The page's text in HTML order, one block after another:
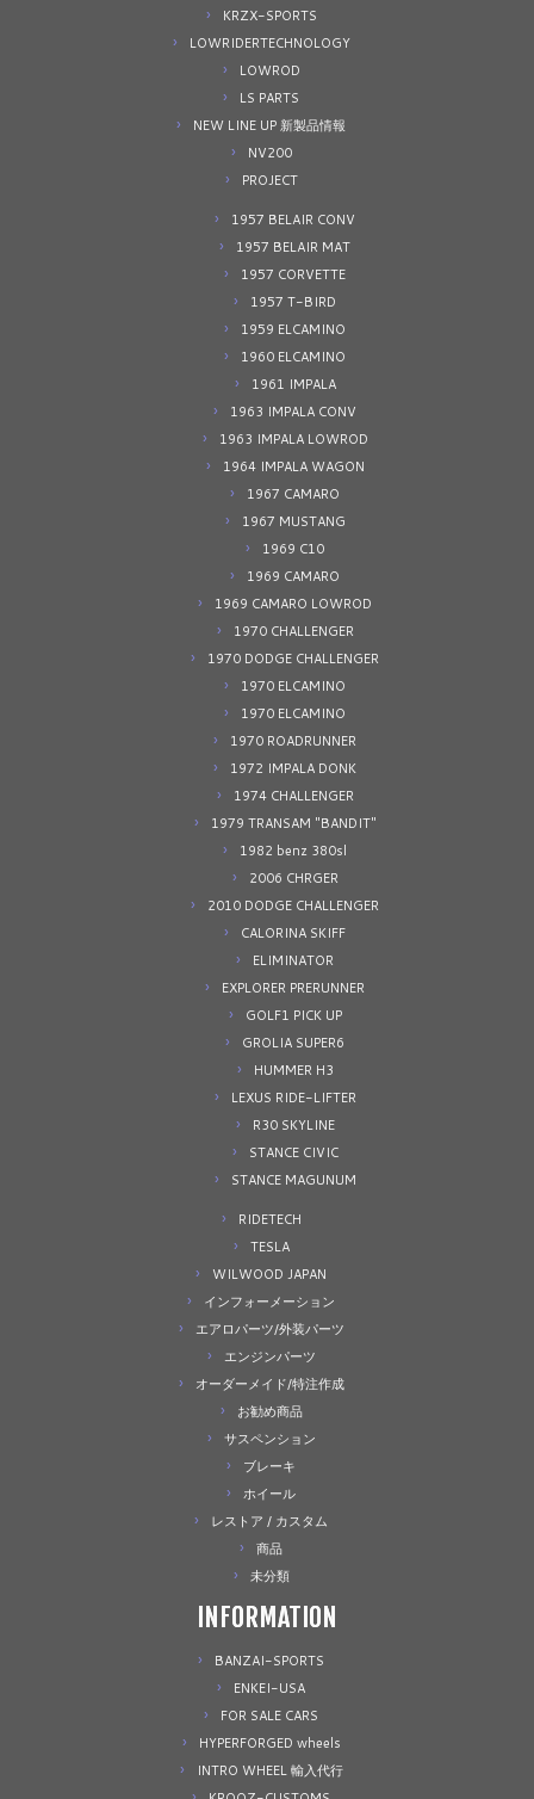
KRZX-SPORTS
LOWRIDERTECHNOLOGY
LOWROD
LS PARTS
NEW LINE UP 新製品情報
NV200
PROJECT
1957 BELAIR CONV
1957 BELAIR MAT
1957 CORVETTE
1957 T-BIRD
1959 ELCAMINO
1960 ELCAMINO
1961 IMPALA
1963 IMPALA CONV
1963 IMPALA LOWROD
1964 IMPALA WAGON
1967 CAMARO
1967 MUSTANG
1969 C10
1969 CAMARO
1969 CAMARO LOWROD
1970 CHALLENGER
1970 DODGE CHALLENGER
1970 ELCAMINO
1970 ELCAMINO
1970 ROADRUNNER
1972 IMPALA DONK
1974 CHALLENGER
1979 TRANSAM "BANDIT"
1982 benz 380sl
2006 CHRGER
2010 DODGE CHALLENGER
CALORINA SKIFF
ELIMINATOR
EXPLORER PRERUNNER
GOLF1 PICK UP
GROLIA SUPER6
HUMMER H3
LEXUS RIDE-LIFTER
R30 SKYLINE
STANCE CIVIC
STANCE MAGUNUM
RIDETECH
TESLA
WILWOOD JAPAN
インフォーメーション
エアロパーツ/外装パーツ
エンジンパーツ
オーダーメイド/特注作成
お勧め商品
サスペンション
ブレーキ
ホイール
レストア / カスタム
商品
未分類
INFORMATION
BANZAI-SPORTS
ENKEI-USA
FOR SALE CARS
HYPERFORGED wheels
INTRO WHEEL 輸入代行